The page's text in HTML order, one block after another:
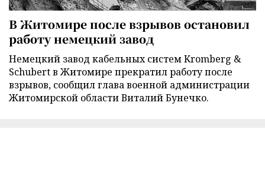
В Житомире после взрывов остановил
работу немецкий завод
Немецкий завод кабельных систем Kromberg &
Schubert в Житомире прекратил работу после
взрывов, сообщил глава военной администрации
Житомирской области Виталий Бунечко.